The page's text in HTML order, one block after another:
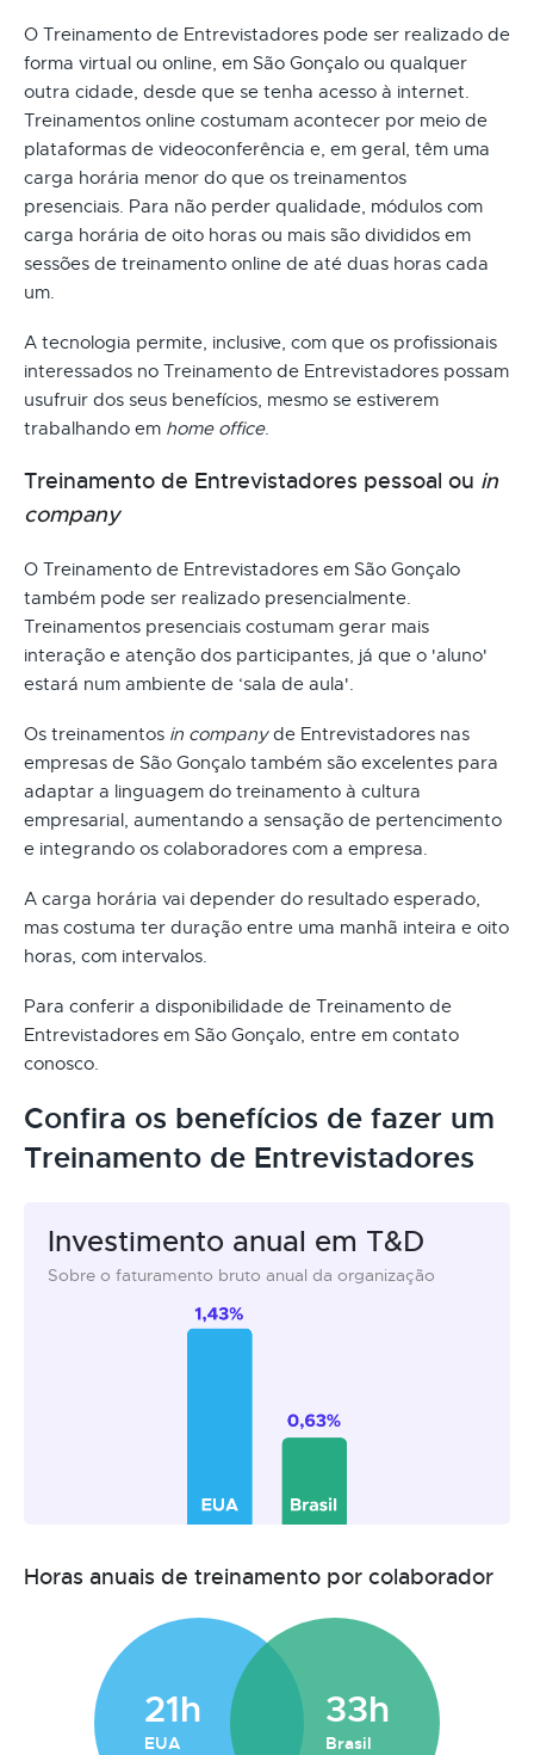
O Treinamento de Entrevistadores pode ser realizado de
forma virtual ou online, em São Gonçalo ou qualquer
outra cidade, desde que se tenha acesso à internet.
Treinamentos online costumam acontecer por meio de
plataformas de videoconferência e, em geral, têm uma
carga horária menor do que os treinamentos
presenciais. Para não perder qualidade, módulos com
carga horária de oito horas ou mais são divididos em
sessões de treinamento online de até duas horas cada
um.
A tecnologia permite, inclusive, com que os profissionais
interessados no Treinamento de Entrevistadores possam
usufruir dos seus benefícios, mesmo se estiverem
trabalhando em home office.
Treinamento de Entrevistadores pessoal ou in
company
O Treinamento de Entrevistadores em São Gonçalo
também pode ser realizado presencialmente.
Treinamentos presenciais costumam gerar mais
interação e atenção dos participantes, já que o 'aluno'
estará num ambiente de ‘sala de aula'.
Os treinamentos in companyde Entrevistadores nas
empresas de São Gonçalo também são excelentes para
adaptar a linguagem do treinamento à cultura
empresarial, aumentando a sensação de pertencimento
e integrando os colaboradores com a empresa.
A carga horária vai depender do resultado esperado,
mas costuma ter duração entre uma manhã inteira e oito
horas, com intervalos.
Para conferir a disponibilidade de Treinamento de
Entrevistadores em São Gonçalo, entre em contato
conosco.
Confira os benefícios de fazer um
Treinamento de Entrevistadores
Investimento anual em T&D
Sobre o faturamento bruto anual da organização
Horas anuais de treinamento por colaborador
21h
EUA
33h
Brasil